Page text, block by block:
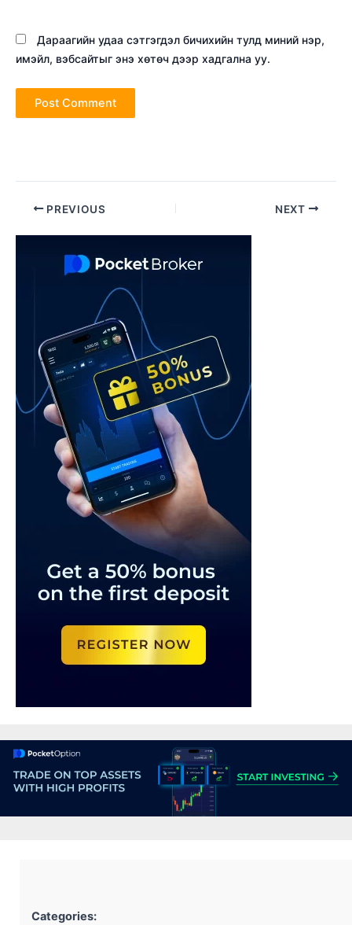
Дараагийн удаа сэтгэгдэл бичихийн тулд миний нэр,
имэйл, вэбсайтыг энэ хөтөч дээр хадгална уу.
Post PREVIOUS NEXT
Categories: